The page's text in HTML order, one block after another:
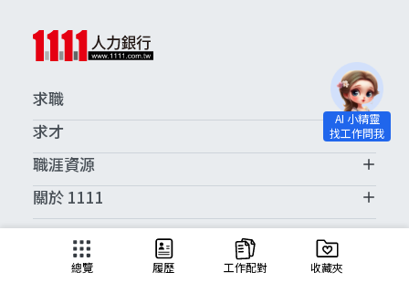
求職
求才
職涯資源
關於 1111
求職服務中心
總覽 履歷 工作配對 收藏夾